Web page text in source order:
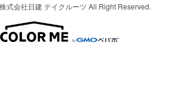
式会社日建 テイクルーツ All Right Reserved.